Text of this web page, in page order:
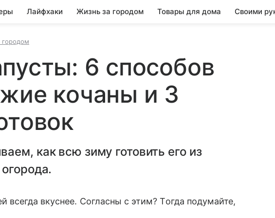
Лайфхаки Жизнь за городом Товары для дома Своими
городом
6 способов
кочаны и 3
как всю зиму готовить его из
вкуснее. Согласны с этим? Тогда подумайте,